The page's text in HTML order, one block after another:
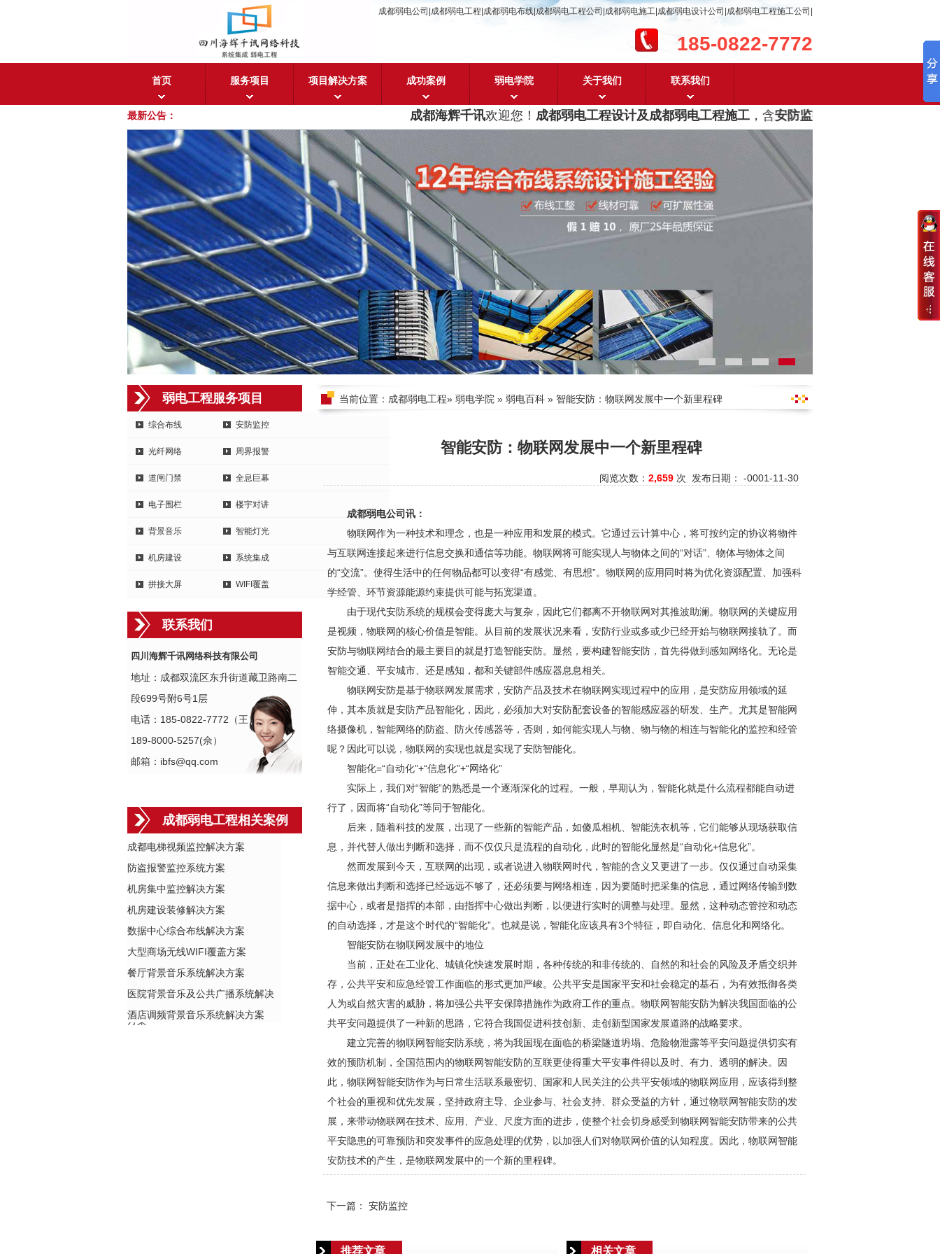
成都弱电公司|成都弱电工程|成都弱电布线|成都弱电工程公司|成都弱电施工|成都弱电设计公司|成都弱电工程施工公司|
185-0822-7772
首页 服务项目 项目解决方案 成功案例 弱电学院 关于我们 联系我们
最新公告： 成都海辉千讯欢迎您！成都弱电工程设计及成都弱电工程施工，含 安防监控，系统集成，综合布
弱电工程服务项目
综合布线 安防监控
光纤网络 周界报警
道闸门禁 全息巨幕
电子围栏 楼宇对讲
背景音乐 智能灯光
机房建设 系统集成
拼接大屏 WIFI覆盖
联系我们
四川海辉千讯网络科技有限公司
地址：成都双流区东升街道藏卫路南二
段699号附6号1层
电话：185-0822-7772（王）
189-8000-5257(佘）
邮箱：ibfs@qq.com
成都弱电工程相关案例
成都电梯视频监控解决方案
防盗报警监控系统方案
机房集中监控解决方案
机房建设装修解决方案
数据中心综合布线解决方案
大型商场无线WIFI覆盖方案
餐厅背景音乐系统解决方案
医院背景音乐及公共广播系统解决
方案
酒店调频背景音乐系统解决方案
当前位置： 成都弱电工程» 弱电学院 » 弱电百科 » 智能安防：物联网发展中一个新里程碑
智能安防：物联网发展中一个新里程碑
阅览次数： 2,659 次 发布日期： -0001-11-30
成都弱电公司讯：
物联网作为一种技术和理念，也是一种应用和发展的模式。它通过云计算中心，将可按约定的协议将物件
与互联网连接起来进行信息交换和通信等功能。物联网将可能实现人与物体之间的“对话”、物体与物体之间
的“交流”。使得生活中的任何物品都可以变得“有感觉、有思想”。物联网的应用同时将为优化资源配置、加强科
学经管、环节资源能源约束提供可能与拓宽渠道。
由于现代安防系统的规模会变得庞大与复杂，因此它们都离不开物联网对其推波助澜。物联网的关键应用
是视频，物联网的核心价值是智能。从目前的发展状况来看， 安防行业或多或少已经开始与物联网接轨了。而
安防与物联网结合的最主要目的就是打造智能安防。显然，要构建智能安防 ，首先得做到感知网络化。无论是
智能交通、平安城市、还是感知，都和关键部件感应器息息相关。
物联网安防是基于物联网发展需求， 安防产品及技术在物联网实现过程中的应用，是安防应用领域的延
伸，其本质就是安防产品智能化，因此，必须加大对安防配套设备的智能感应器的研发、生产。尤其是智能网
络摄像机，智能网络的防盗、防火传感器等，否则，如何能实现人与物、物与物的相连与智能化的监控和经管
呢？因此可以说，物联网的实现也就是实现了安防智能化。
智能化=“自动化”+“信息化”+“网络化”
实际上，我们对“智能”的熟悉是一个逐渐深化的过程。一般，早期认为，智能化就是什么流程都能自动进
行了，因而将“自动化”等同于智能化。
后来，随着科技的发展，出现了一些新的智能产品，如傻瓜相机、智能洗衣机等，它们能够从现场获取信
息，并代替人做出判断和选择，而不仅仅只是流程的自动化，此时的智能化显然是“自动化+信息化”。
然而发展到今天，互联网的出现，或者说进入物联网时代，智能的含义又更进了一步。仅仅通过自动采集
信息来做出判断和选择已经远远不够了，还必须要与网络相连，因为要随时把采集的信息，通过网络传输到数
据中心，或者是指挥的本部，由指挥中心做出判断，以便进行实时的调整与处理。显然，这种动态管控和动态
的自动选择，才是这个时代的“智能化”。也就是说，智能化应该具有3个特征，即自动化、信息化和网络化。
智能安防在物联网发展中的地位
当前，正处在工业化、城镇化快速发展时期，各种传统的和非传统的、自然的和社会的风险及矛盾交织并
存，公共平安和应急经管工作面临的形式更加严峻。公共平安是国家平安和社会稳定的基石，为有效抵御各类
人为或自然灾害的威胁，将加强公共平安保障措施作为政府工作的重点。物联网智能安防为解决我国面临的公
共平安问题提供了一种新的思路，它符合我国促进科技创新、走创新型国家发展道路的战略要求。
建立完善的物联网智能安防系统，将为我国现在面临的桥梁隧道坍塌、危险物泄露等平安问题提供切实有
效的预防机制，全国范围内的物联网智能安防的互联更使得重大平安事件得以及时、有力、透明的解决。因
此，物联网智能安防作为与日常生活联系最密切、国家和人民关注的公共平安领域的物联网应用，应该得到整
个社会的重视和优先发展，坚持政府主导、企业参与、社会支持、群众受益的方针，通过物联网智能安防的发
展，来带动物联网在技术、应用、产业、尺度方面的进步，使整个社会切身感受到物联网智能安防带来的公共
平安隐患的可靠预防和突发事件的应急处理的优势，以加强人们对物联网价值的认知程度。因此，物联网智能
安防技术的产生，是物联网发展中的一个新的里程碑。
下一篇： 安防监控
推荐文章 相关文章